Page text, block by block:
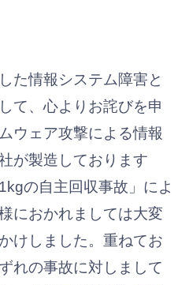
た情報システム障害と
て、心よりお詫びを申
ウェア攻撃による情報
が製造しております
の自主回収事故」によ
におかれましては大変
けしました。重ねてお
れの事故に対しまして